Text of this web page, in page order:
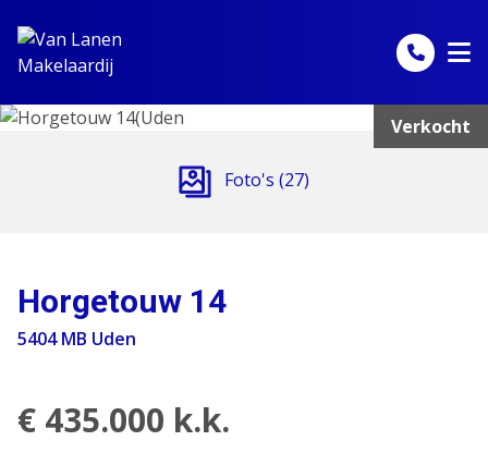
Verkocht
Foto's (27)
Horgetouw 14
5404 MB Uden
€ 435.000 k.k.